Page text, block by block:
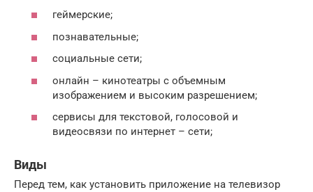
геймерские;
познавательные;
социальные сети;
онлайн – кинотеатры с объемным
изображением и высоким разрешением;
сервисы для текстовой, голосовой и
видеосвязи по интернет – сети;
Виды
Перед тем, как установить приложение на телевизор